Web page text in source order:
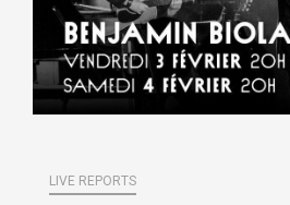
LIVE REPORTS